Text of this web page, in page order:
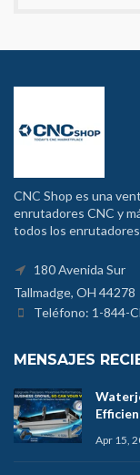
CNC Shop es una
enrutadores CNC y
todos los
180 Avenida Sur
Tallmadge, OH 44278
Teléfono: 1-844-
MENSAJES
Apr 15,